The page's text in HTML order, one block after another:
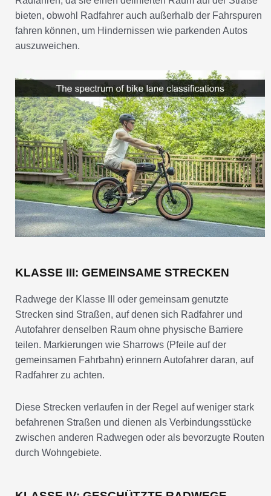
bieten, obwohl Radfahrer auch außerhalb der Fahrspuren
fahren können, um Hindernissen wie parkenden Autos
auszuweichen.
KLASSE III: GEMEINSAME STRECKEN
Radwege der Klasse III oder gemeinsam genutzte
Strecken sind Straßen, auf denen sich Radfahrer und
Autofahrer denselben Raum ohne physische Barriere
teilen. Markierungen wie Sharrows (Pfeile auf der
gemeinsamen Fahrbahn) erinnern Autofahrer daran, auf
Radfahrer zu achten.
Diese Strecken verlaufen in der Regel auf weniger stark
befahrenen Straßen und dienen als Verbindungsstücke
zwischen anderen Radwegen oder als bevorzugte Routen
durch Wohngebiete.